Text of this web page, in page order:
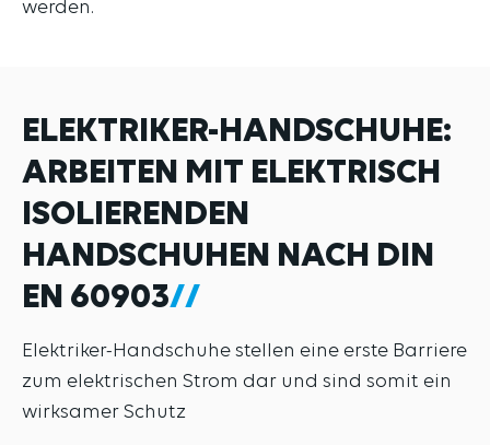
werden.
ELEKTRIKER-HANDSCHUHE:
ARBEITEN MIT ELEKTRISCH
ISOLIERENDEN
HANDSCHUHEN NACH DIN
EN 60903
Elektriker-Handschuhe stellen eine erste Barriere
zum elektrischen Strom dar und sind somit ein
wirksamer Schutz